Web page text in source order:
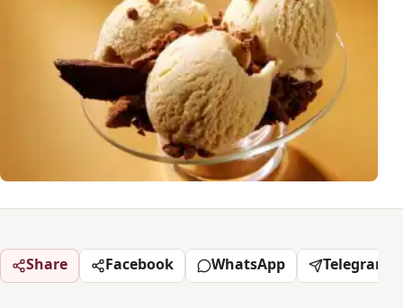
Share Facebook WhatsApp Telegram